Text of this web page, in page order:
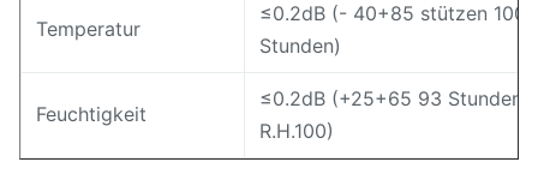
Temperatur
≤0.2dB (- 40+85 stützen 100
Stunden)
Feuchtigkeit
≤0.2dB (+25+65 93 Stunden
R.H.100)